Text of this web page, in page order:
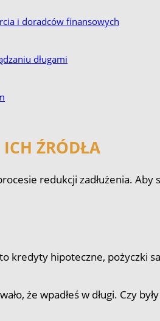
i doradców finansowych
długami
ICH ŹRÓDŁA
redukcji zadłużenia.
kredyty hipoteczne, pożyczki
że wpadłeś w długi. Czy